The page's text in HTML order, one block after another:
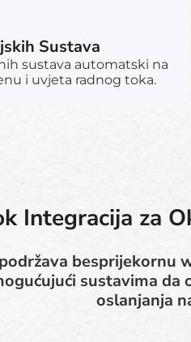
Sustava
sustava automatski na
i uvjeta radnog toka.
Integracija za
besprijekornu
sustavima da
oslanjanja